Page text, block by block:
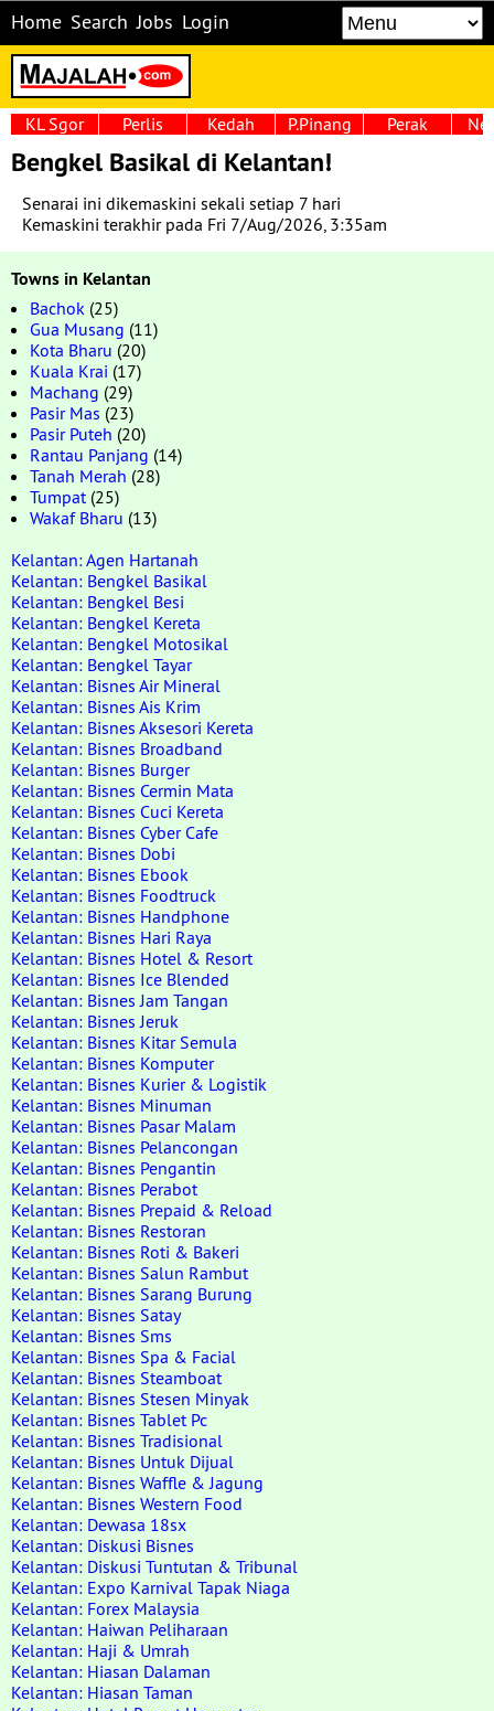
Home Search Jobs Login
KL Sgor Perlis Kedah P.Pinang Perak
Bengkel Basikal di Kelantan!
Senarai ini dikemaskini sekali setiap 7 hari
Kemaskini terakhir pada Fri 7/Aug/2026, 3:35am
Towns in Kelantan
Bachok (25)
Gua Musang (11)
Kota Bharu (20)
Kuala Krai (17)
Machang (29)
Pasir Mas (23)
Pasir Puteh (20)
Rantau Panjang (14)
Tanah Merah (28)
Tumpat(25)
Wakaf Bharu (13)
Kelantan: Agen Hartanah
Kelantan: Bengkel Basikal
Kelantan: Bengkel Besi
Kelantan: Bengkel Kereta
Kelantan: Bengkel Motosikal
Kelantan: Bengkel Tayar
Kelantan: Bisnes Air Mineral
Kelantan: Bisnes Ais Krim
Kelantan: Bisnes Aksesori Kereta
Kelantan: Bisnes Broadband
Kelantan: Bisnes Burger
Kelantan: Bisnes Cermin Mata
Kelantan: Bisnes Cuci Kereta
Kelantan: Bisnes Cyber Cafe
Kelantan: Bisnes Dobi
Kelantan: Bisnes Ebook
Kelantan: Bisnes Foodtruck
Kelantan: Bisnes Handphone
Kelantan: Bisnes Hari Raya
Kelantan: Bisnes Hotel & Resort
Kelantan: Bisnes Ice Blended
Kelantan: Bisnes Jam Tangan
Kelantan: Bisnes Jeruk
Kelantan: Bisnes Kitar Semula
Kelantan: Bisnes Komputer
Kelantan: Bisnes Kurier & Logistik
Kelantan: Bisnes Minuman
Kelantan: Bisnes Pasar Malam
Kelantan: Bisnes Pelancongan
Kelantan: Bisnes Pengantin
Kelantan: Bisnes Perabot
Kelantan: Bisnes Prepaid & Reload
Kelantan: Bisnes Restoran
Kelantan: Bisnes Roti & Bakeri
Kelantan: Bisnes Salun Rambut
Kelantan: Bisnes Sarang Burung
Kelantan: Bisnes Satay
Kelantan: Bisnes Sms
Kelantan: Bisnes Spa & Facial
Kelantan: Bisnes Steamboat
Kelantan: Bisnes Stesen Minyak
Kelantan: Bisnes Tablet Pc
Kelantan: Bisnes Tradisional
Kelantan: Bisnes Untuk Dijual
Kelantan: Bisnes Waffle & Jagung
Kelantan: Bisnes Western Food
Kelantan: Dewasa 18sx
Kelantan: Diskusi Bisnes
Kelantan: Diskusi Tuntutan & Tribunal
Kelantan: Expo Karnival Tapak Niaga
Kelantan: Forex Malaysia
Kelantan: Haiwan Peliharaan
Kelantan: Haji & Umrah
Kelantan: Hiasan Dalaman
Kelantan: Hiasan Taman